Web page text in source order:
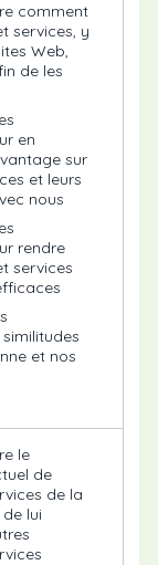
comment
services, y
Web,
de les
en
sur
et leurs
nous
rendre
services
et nos
le
de
de la
lui